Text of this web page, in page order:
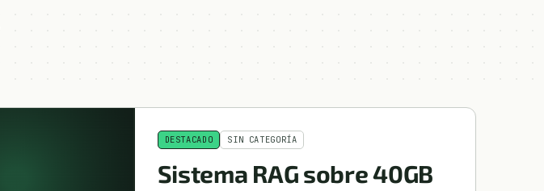
DESTACADO SIN CATEGORÍA
Sistema RAG sobre 40GB